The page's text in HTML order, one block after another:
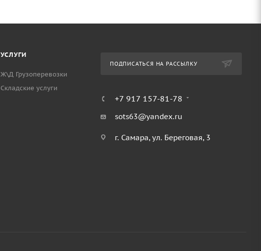
УСЛУГИ
Ж\Д Грузоперевозки
Cкладские услуги
ПОДПИСАТЬСЯ НА РАССЫЛКУ
+7 917 157-81-78
sots63@yandex.ru
г. Самара, ул. Береговая, 3